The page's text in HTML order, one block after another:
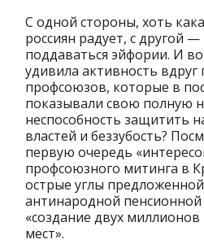
С одной стороны, хоть
россиян радует, с другой —
поддаваться эйфории. И
удивила активность вдруг
профсоюзов, которые в
показывали свою полную
неспособность защитить
властей и беззубость?
первую очередь
профсоюзного митинга в
острые углы
антинародной
«создание двух
мест».